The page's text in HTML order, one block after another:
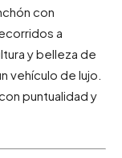
con
a
y belleza de
vehículo de lujo.
puntualidad y